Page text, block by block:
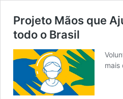
Projeto Mãos que
todo o Brasil
mais